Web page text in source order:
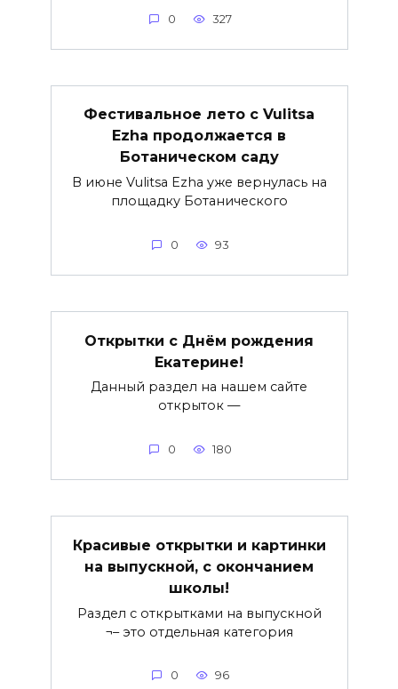
0 327
Фестивальное лето с Vulitsa
Ezha продолжается в
Ботаническом саду
В июне Vulitsa Ezha уже вернулась на
площадку Ботанического
0 93
Открытки с Днём рождения
Екатерине!
Данный раздел на нашем сайте
открыток —
0 180
Красивые открытки и картинки
на выпускной, с окончанием
школы!
Раздел с открытками на выпускной
¬– это отдельная категория
0 96